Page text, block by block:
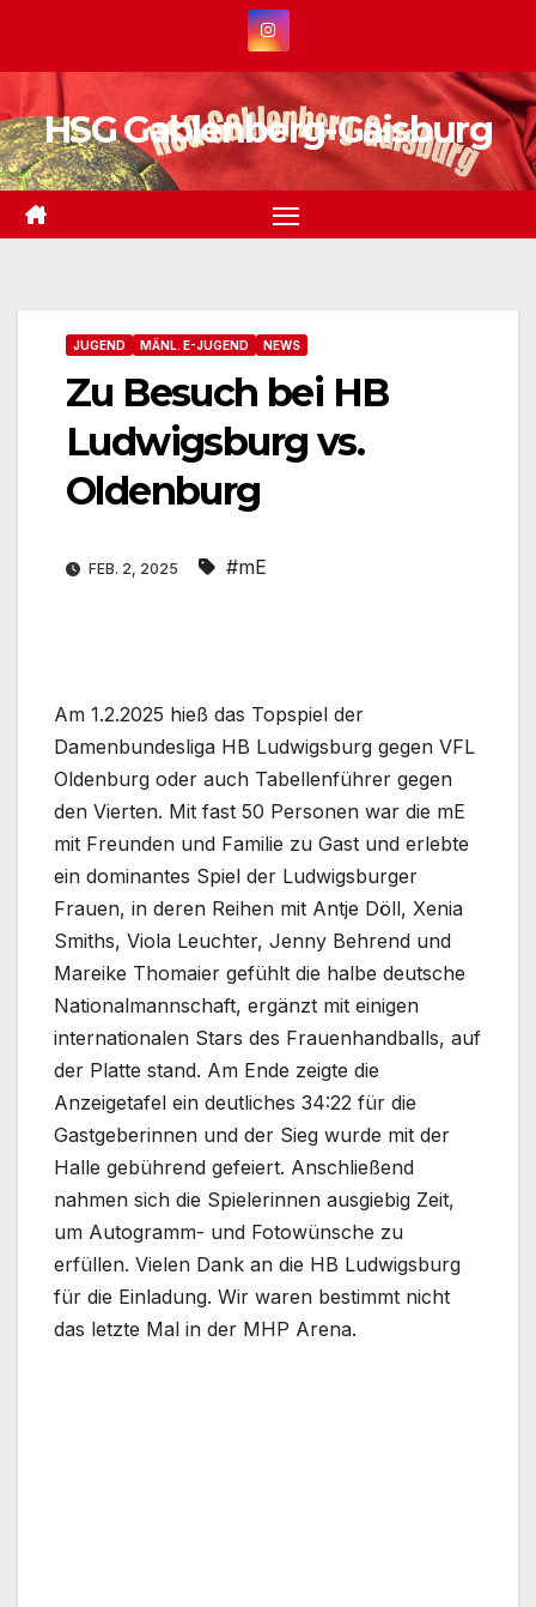
springen
HSG Gablenberg-Gaisburg
JUGEND MÄNL. E-JUGEND NEWS
Zu Besuch bei HB
Ludwigsburg vs.
Oldenburg
FEB. 2, 2025 #mE
Am 1.2.2025 hieß das Topspiel der
Damenbundesliga HB Ludwigsburg gegen VFL
Oldenburg oder auch Tabellenführer gegen
den Vierten. Mit fast 50 Personen war die mE
mit Freunden und Familie zu Gast und erlebte
ein dominantes Spiel der Ludwigsburger
Frauen, in deren Reihen mit Antje Döll, Xenia
Smiths, Viola Leuchter, Jenny Behrend und
Mareike Thomaier gefühlt die halbe deutsche
Nationalmannschaft, ergänzt mit einigen
internationalen Stars des Frauenhandballs, auf
der Platte stand. Am Ende zeigte die
Anzeigetafel ein deutliches 34:22 für die
Gastgeberinnen und der Sieg wurde mit der
Halle gebührend gefeiert. Anschließend
nahmen sich die Spielerinnen ausgiebig Zeit,
um Autogramm- und Fotowünsche zu
erfüllen. Vielen Dank an die HB Ludwigsburg
für die Einladung. Wir waren bestimmt nicht
das letzte Mal in der MHP Arena.